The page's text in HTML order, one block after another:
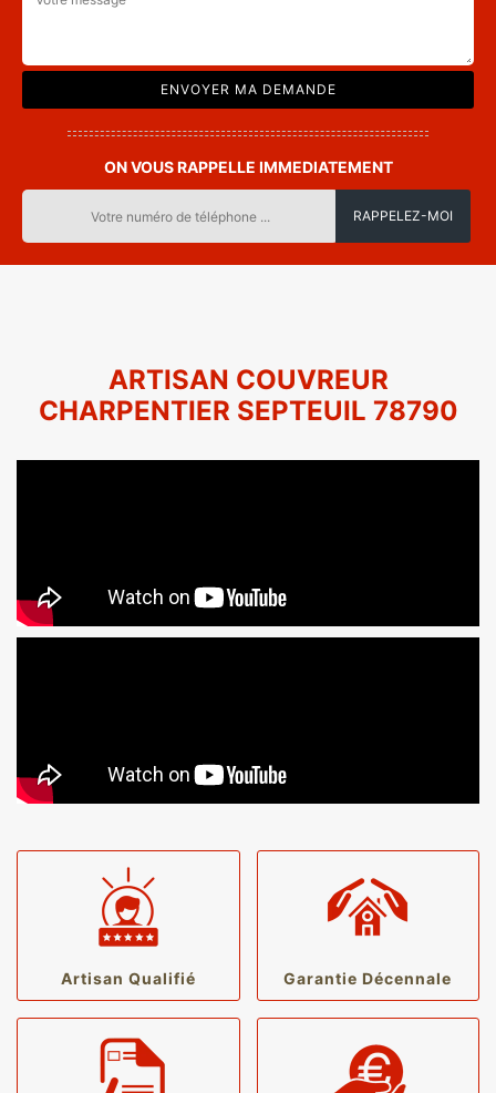
ON VOUS RAPPELLE IMMEDIATEMENT
ARTISAN COUVREUR
CHARPENTIER SEPTEUIL 78790
Artisan Qualifié Garantie Décennale